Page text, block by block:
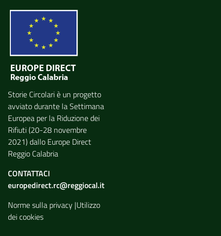
Storie Circolari è un progetto
avviato durante la Settimana
Europea per la Riduzione dei
Rifiuti(20-28 novembre
2021) dallo Europe Direct
Reggio Calabria
CONTATTACI
europedirect.rc@reggiocal.it
Norme sulla privacy |Utilizzo
dei cookies